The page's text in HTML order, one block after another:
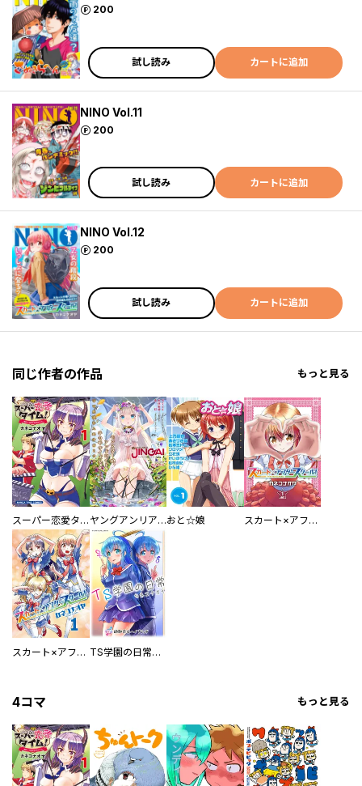
200
ポイント
試し読み カートに追加
NINO Vol.11
200
ポイント
試し読み カートに追加
NINO Vol.12
200
ポイント
試し読み カートに追加
同じ作者の作品 もっと見る
スーパー恋愛タイム！～現場でドＳな彼女は自宅でデレる～ ヤングアンリアルJINGAIおと☆娘 スカート×アフタースクール！【合本版】
スカート×アフタースクール！ TS学園の日常【単話】
4コマ もっと見る